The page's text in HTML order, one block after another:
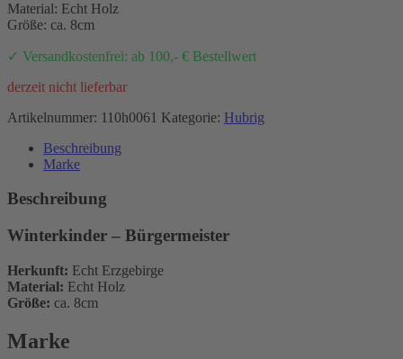
Material: Echt Holz
Größe: ca. 8cm
✓ Versandkostenfrei: ab 100,- € Bestellwert
derzeit nicht lieferbar
Artikelnummer: 110h0061 Kategorie: Hubrig
Beschreibung
Marke
Beschreibung
Winterkinder – Bürgermeister
Herkunft: Echt Erzgebirge
Material: Echt Holz
Größe: ca. 8cm
Marke